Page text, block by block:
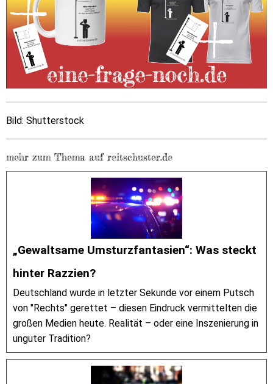
Bild: Shutterstock
mehr zum Thema auf reitschuster.de
„Gewaltsame Umsturzfantasien“: Was steckt
hinter Razzien?
Deutschland wurde in letzter Sekunde vor einem Putsch
von "Rechts" gerettet – diesen Eindruck vermittelten die
großen Medien heute. Realität – oder eine Inszenierung in
unguter Tradition?